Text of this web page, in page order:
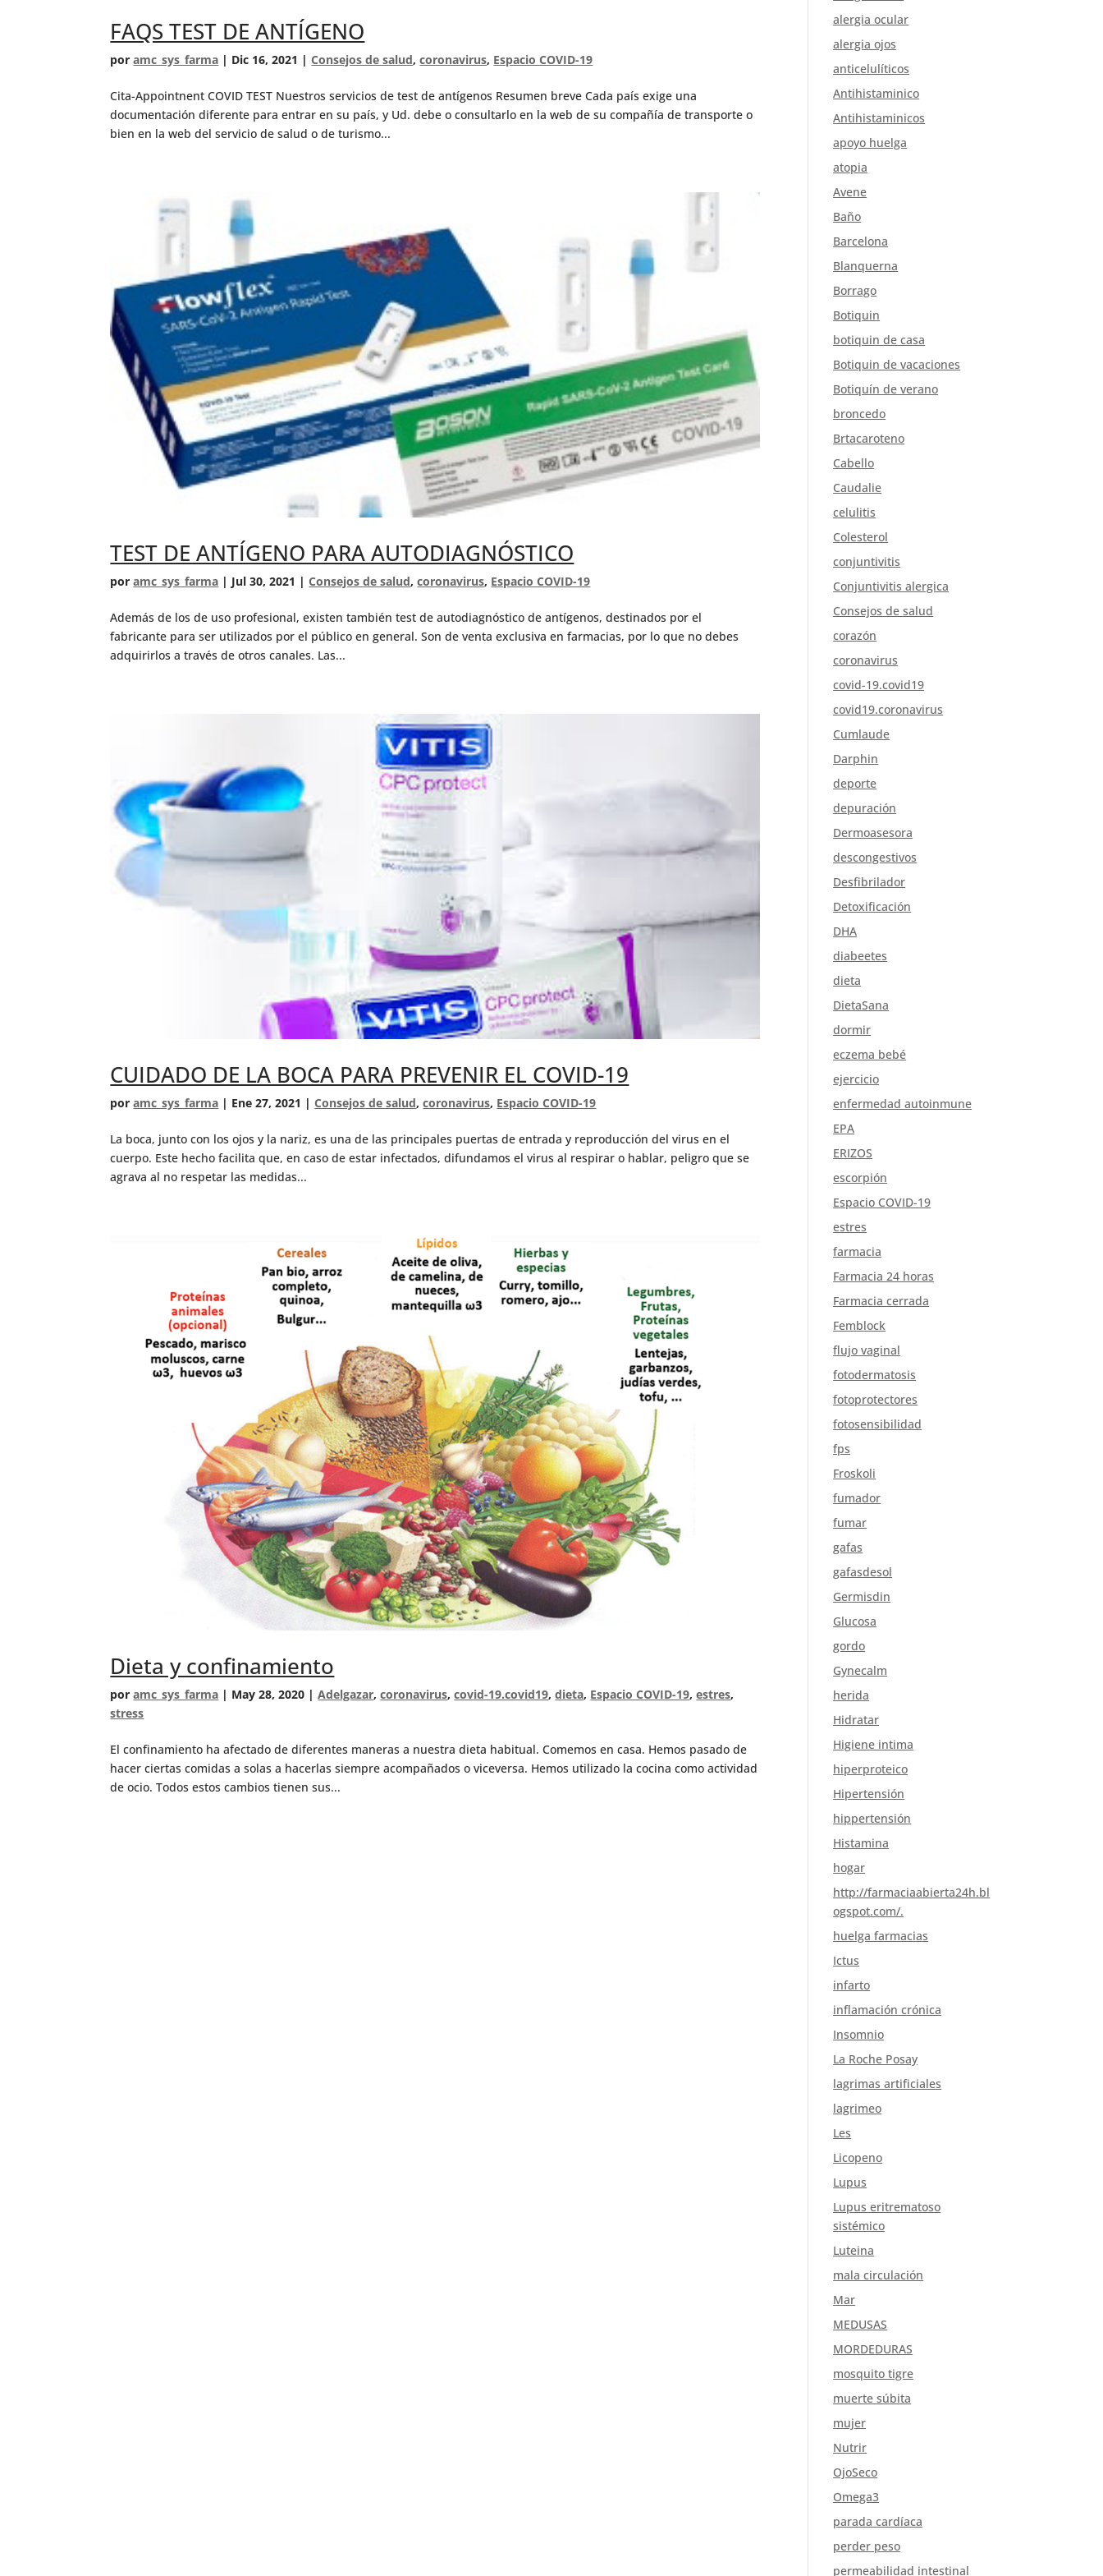
FAQS TEST DE ANTÍGENO
poramc_sys_farma | Dic 16, 2021 |Consejos de salud,coronavirus, Espacio COVID-19
Cita-Appointnent COVID TEST Nuestros servicios de test de antígenos Resumen breve Cada país exige una
documentación diferente para entrar en su país, y Ud. debe o consultarlo en la web de su compañía de transporte o
bien en la web del servicio de salud o de turismo...
TEST DE ANTÍGENO PARA AUTODIAGNÓSTICO
poramc_sys_farma | Jul 30, 2021 |Consejos de salud,coronavirus, Espacio COVID-19
Además de los de uso profesional, existen también test de autodiagnóstico de antígenos, destinados por el
fabricante para ser utilizados por el público en general. Son de venta exclusiva en farmacias, por lo que no debes
adquirirlos a través de otros canales. Las...
CUIDADO DE LA BOCA PARA PREVENIR EL COVID-19
poramc_sys_farma | Ene 27, 2021 |Consejos de salud,coronavirus, Espacio COVID-19
La boca, junto con los ojos y la nariz, es una de las principales puertas de entrada y reproducción del virus en el
cuerpo. Este hecho facilita que, en caso de estar infectados, difundamos el virus al respirar o hablar, peligro que se
agrava al no respetar las medidas...
Dieta y confinamiento
poramc_sys_farma | May 28, 2020 |Adelgazar,coronavirus,covid-19.covid19,dieta, Espacio COVID-19,estres,
stress
El confinamiento ha afectado de diferentes maneras a nuestra dieta habitual. Comemos en casa. Hemos pasado de
hacer ciertas comidas a solas a hacerlas siempre acompañados o viceversa. Hemos utilizado la cocina como actividad
de ocio. Todos estos cambios tienen sus...
alergia ocular
alergia ojos
anticelulíticos
Antihistaminico
Antihistaminicos
apoyo huelga
atopia
Avene
Baño
Barcelona
Blanquerna
Borrago
Botiquin
botiquin de casa
Botiquin de vacaciones
Botiquín de verano
broncedo
Brtacaroteno
Cabello
Caudalie
celulitis
Colesterol
conjuntivitis
Conjuntivitis alergica
Consejos de salud
corazón
coronavirus
covid-19.covid19
covid19.coronavirus
Cumlaude
Darphin
deporte
depuración
Dermoasesora
descongestivos
Desfibrilador
Detoxificación
DHA
diabeetes
dieta
DietaSana
dormir
eczema bebé
ejercicio
enfermedad autoinmune
EPA
ERIZOS
escorpión
Espacio COVID-19
estres
farmacia
Farmacia 24 horas
Farmacia cerrada
Femblock
flujo vaginal
fotodermatosis
fotoprotectores
fotosensibilidad
fps
Froskoli
fumador
fumar
gafas
gafasdesol
Germisdin
Glucosa
gordo
Gynecalm
herida
Hidratar
Higiene intima
hiperproteico
Hipertensión
hippertensión
Histamina
hogar
http://farmaciaabierta24h.bl
ogspot.com/.
huelga farmacias
Ictus
infarto
inflamación crónica
Insomnio
La Roche Posay
lagrimas artificiales
lagrimeo
Les
Licopeno
Lupus
Lupus eritrematoso
sistémico
Luteina
mala circulación
Mar
MEDUSAS
MORDEDURAS
mosquito tigre
muerte súbita
mujer
Nutrir
OjoSeco
Omega3
parada cardíaca
perder peso
permeabilidad intestinal